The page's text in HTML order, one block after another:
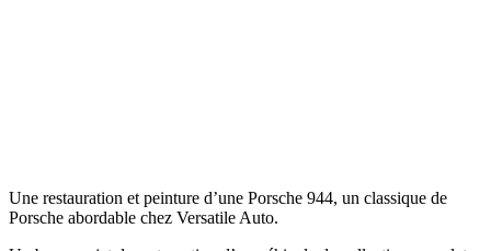
Une restauration et peinture d’une Porsche 944, un classique de
Porsche abordable chez Versatile Auto.